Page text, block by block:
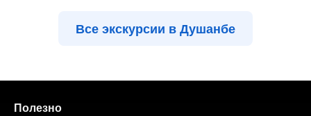
Все экскурсии в Душанбе
Полезно